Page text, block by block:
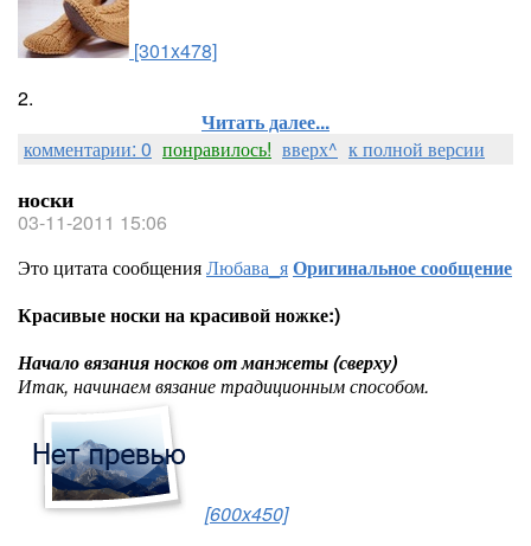
[301x478]
2.
Читать далее...
комментарии: 0 понравилось! вверх^ к полной версии
носки
03-11-2011 15:06
Это цитата сообщенияЛюбава_яОригинальное сообщение
Красивые носки на красивой ножке:)
Начало вязания носков от манжеты (сверху)
Итак, начинаем вязание традиционным способом.
[600x450]